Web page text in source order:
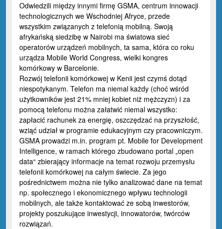
Odwiedzili między innymi firmę GSMA, centrum innowacji
technologicznych we Wschodniej Afryce, przede
wszystkim związanych z telefonią mobilną. Swoją
afrykańską siedzibę w Nairobi ma światowa sieć
operatorów urządzeń mobilnych, ta sama, która co roku
urządza Mobile World Congress, wielki kongres
komórkowy w Barcelonie.
Rozwój telefonii komórkowej w Kenii jest czymś dotąd
niespotykanym. Telefon ma niemal każdy (choć wśród
użytkowników jest 21% mniej kobiet niż mężczyzn) i za
pomocą telefonu można załatwić niemal wszystko:
zapłacić rachunek za energię, oszczędzać na przyszłość,
wziąć udział w programie edukacyjnym czy pracowniczym.
GSMA prowadzi m.in. program pt. Mobile for Development
Intelligence, w ramach którego zbudowano portal „open
data“ zbierający informacje na temat rozwoju przemysłu
telefonii komórkowej na całym świecie. Za jego
pośrednictwem można nie tylko analizować dane na temat
np. społecznego i ekonomicznego wpływu technologii
mobilnych, ale także kontaktować ze sobą inwestorów,
projekty poszukujące inwestycji, innowatorów, twórców
rozwiązań.